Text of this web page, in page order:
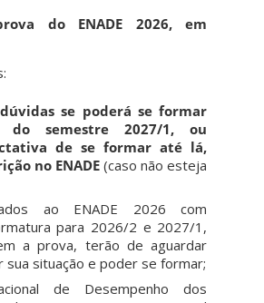
do ENADE 2026, em
se poderá se formar
semestre 2027/1, ou
de se formar até lá,
no ENADE(caso não esteja
ao ENADE 2026 com
para 2026/2 e 2027/1,
a prova, terão de aguardar
sua situação e poder se formar;
de Desempenho dos